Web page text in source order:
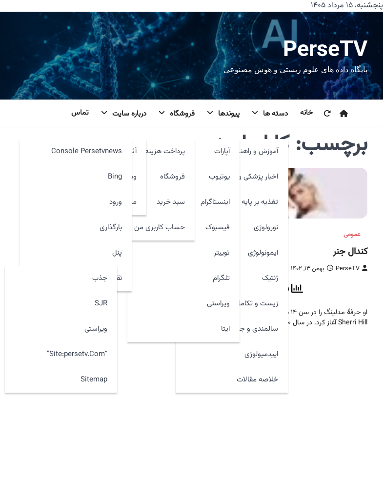
پرش
محتوا
پنجشنبه، ۱۵ مرداد ۱۴۰۵
PerseTV
پایگاه داده های علوم زیستی و هوش مصنوعی
خانه دسته ها
آموزش و راهنما
اخبار پزشکی و فنآوری
تغذیه بر پایه شواهد
نورولوژی
ایمونولوژی
ژنتیک
زیست و تکامل
سالمندی و جوان سازی
اپیدمیولوژی
خلاصه مقالات
پیوندها
آپارات
یوتیوب
اینستاگرام
فیسبوک
توییتر
تلگرام
ویراستی
ایتا
فروشگاه
پرداخت هزینه
فروشگاه
سبد خرید
حساب کاربری من
درباره سایت
آئین نامهConsole Persetvnews
Bing
ورود
بارگذاری
پنل
نقشه سایت
جذب
SJR
ویراستی
“site:persetv.com”
Sitemap
وبمیل
مدیر سایت
تماس
برچسب:کارا دلوینچه
عمومی
کندال جنر
PerseTV بهمن ۱۳, ۱۴۰۲
او حرفهٔ مدلینگ را در سن ۱۴ سالگی و برای برند
Sherri Hill آغاز کرد. در سال ۲۰۱۰ به عنوان…